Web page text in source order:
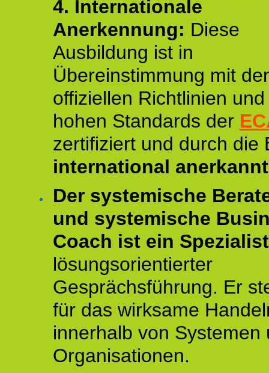
4. Internationale
Anerkennung: Diese
Ausbildung ist in
Übereinstimmung mit
offiziellen Richtlinien
hohen Standards der
zertifiziert und durch die
international
Der systemische
und systemische
Coach ist ein
lösungsorientierter
Gesprächsführung. Er
für das wirksame
innerhalb von Systemen
Organisationen.